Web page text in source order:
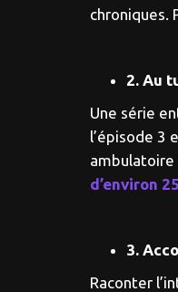
chroniques.
2. Au
Une série
l’épisode 3
ambulatoire
d’environ
3.
Raconter